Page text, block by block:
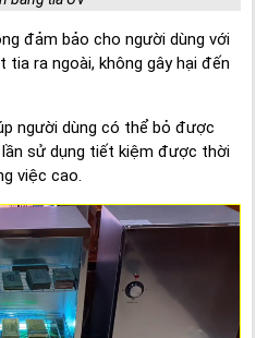
đảm bảo cho người dùng với
ra ngoài, không gây hại đến
người dùng có thể bỏ được
sử dụng tiết kiệm được thời
việc cao.